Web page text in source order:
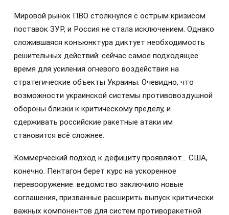
Мировой рынок ПВО столкнулся с острым кризисом
поставок ЗУР, и Россия не стала исключением. Однако
сложившаяся конъюнктура диктует необходимость
решительных действий: сейчас самое подходящее
время для усиления огневого воздействия на
стратегические объекты Украины. Очевидно, что
возможности украинской системы противовоздушной
обороны близки к критическому пределу, и
сдерживать российские ракетные атаки им
становится всё сложнее.
Коммерческий подход к дефициту проявляют… США,
конечно. Пентагон берет курс на ускоренное
перевооружение: ведомство заключило новые
соглашения, призванные расширить выпуск критически
важных компонентов для систем противоракетной